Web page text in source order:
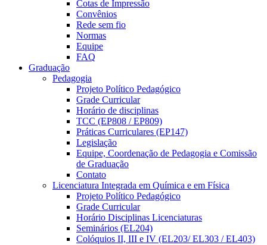
Cotas de Impressão
Convênios
Rede sem fio
Normas
Equipe
FAQ
Graduação
Pedagogia
Projeto Político Pedagógico
Grade Curricular
Horário de disciplinas
TCC (EP808 / EP809)
Práticas Curriculares (EP147)
Legislação
Equipe, Coordenação de Pedagogia e Comissão
de Graduação
Contato
Licenciatura Integrada em Química e em Física
Projeto Político Pedagógico
Grade Curricular
Horário Disciplinas Licenciaturas
Seminários (EL204)
Colóquios II, III e IV (EL203/ EL303 / EL403)